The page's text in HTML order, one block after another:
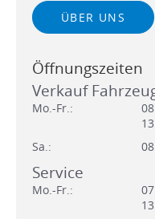
ÜBER UNS
Öffnungszeiten
Verkauf
Mo.-Fr.:
Sa.:
Service
Mo.-Fr.: